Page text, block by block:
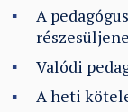
A
Valódi
A heti